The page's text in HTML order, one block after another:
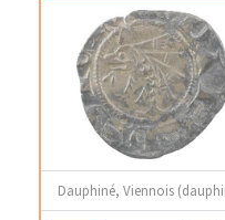
Dauphiné, Viennois